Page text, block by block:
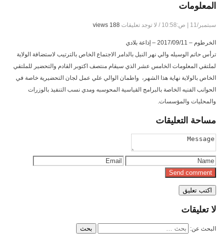
المعلومات
سبتمبر/11 | ص:10:58 / لا توجد تعليقات 188 views
الخرطوم – 2017/09/11 – إذاعة بلادي
ترأس حاتم الوسيله والي نهر النيل بالدامر الاجتماع الخاص بالترتيب لاستضافة الولاية
لملتقي المعلومات الخامس عشر الذي سيقام منتصف اكتوبر القادم والتحضير للملتقي
الخاص بالولاية نهاية هذا الشهر، واطمان الوالي علي عمل لجان التحضيرية خاصة في
الحوانب الفنيه الخاصة بالبرامج القياسية المحوسبه ومدي نسب التنفيذ بالوزرات
والمحليات والمؤسسات.
مساحة التعليقات
لاتعليقات
البحث عن: